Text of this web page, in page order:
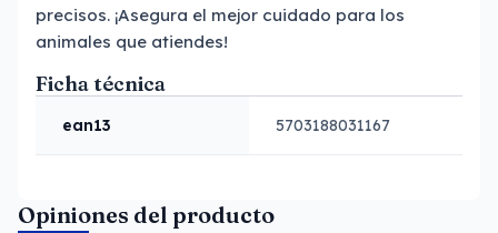
precisos. ¡Asegura el mejor cuidado para los
animales que atiendes!
Ficha técnica
ean13 5703188031167
Opiniones del producto